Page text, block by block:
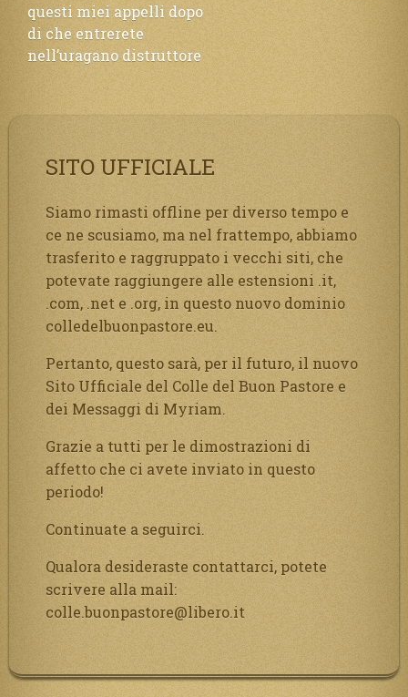
questi miei appelli dopo
di che entrerete
nell’uragano distruttore
SITO UFFICIALE
Siamo rimasti offline per diverso tempo e
ce ne scusiamo, ma nel frattempo, abbiamo
trasferito e raggruppato i vecchi siti, che
potevate raggiungere alle estensioni .it,
.com, .net e .org, in questo nuovo dominio
colledelbuonpastore.eu.
Pertanto, questo sarà, per il futuro, il nuovo
Sito Ufficiale del Colle del Buon Pastore e
dei Messaggi di Myriam.
Grazie a tutti per le dimostrazioni di
affetto che ci avete inviato in questo
periodo!
Continuate a seguirci.
Qualora desideraste contattarci, potete
scrivere alla mail:
colle.buonpastore@libero.it